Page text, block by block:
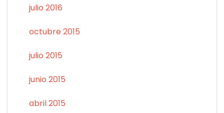
julio 2016
octubre 2015
julio 2015
junio 2015
abril 2015